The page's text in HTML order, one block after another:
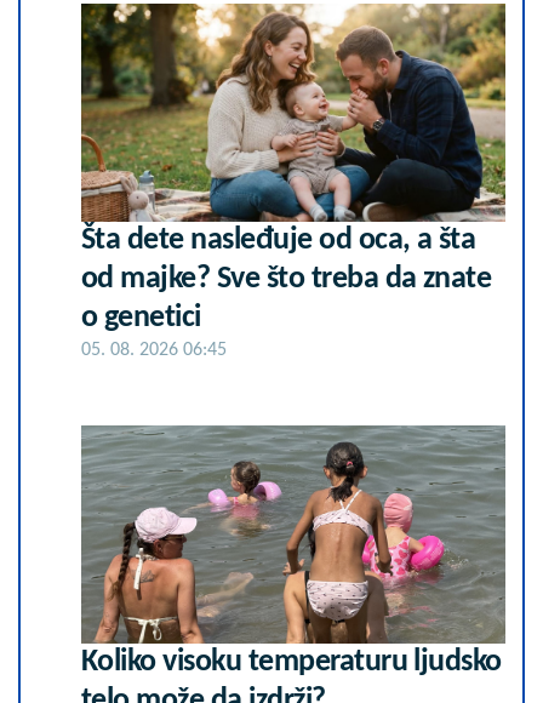
Šta dete nasleđuje od oca, a šta
od majke? Sve što treba da znate
o genetici
05. 08. 2026 06:45
Koliko visoku temperaturu ljudsko